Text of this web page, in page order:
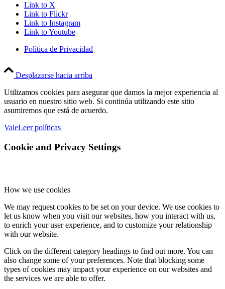
Link to X
Link to Flickr
Link to Instagram
Link to Youtube
Política de Privacidad
Desplazarse hacia arriba
Utilizamos cookies para asegurar que damos la mejor experiencia al
usuario en nuestro sitio web. Si continúa utilizando este sitio
asumiremos que está de acuerdo.
ValeLeer políticas
Cookie and Privacy Settings
How we use cookies
We may request cookies to be set on your device. We use cookies to
let us know when you visit our websites, how you interact with us,
to enrich your user experience, and to customize your relationship
with our website.
Click on the different category headings to find out more. You can
also change some of your preferences. Note that blocking some
types of cookies may impact your experience on our websites and
the services we are able to offer.